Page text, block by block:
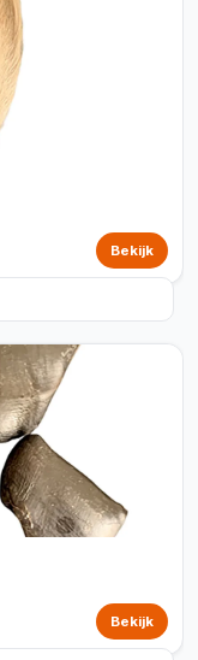
Bekijk
Bekijk